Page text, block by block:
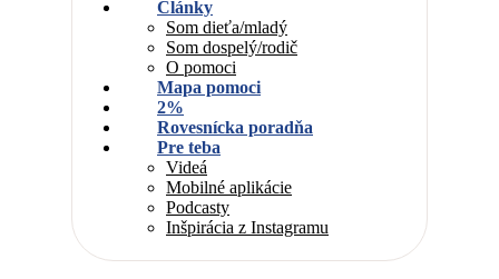
Články
Som dieťa/mladý
Som dospelý/rodič
O pomoci
Mapa pomoci
2%
Rovesnícka poradňa
Pre teba
Videá
Mobilné aplikácie
Podcasty
Inšpirácia z Instagramu